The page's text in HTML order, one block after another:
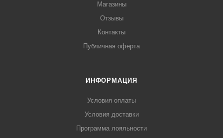
Магазины
Отзывы
Контакты
Публичная оферта
ИНФОРМАЦИЯ
Условия оплаты
Условия доставки
Программа лояльности